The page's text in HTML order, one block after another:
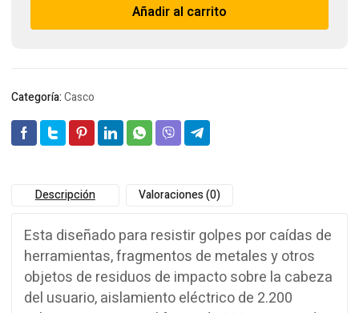
CLASE
MINERO
cantidad
Añadir al carrito
Categoría:Casco
Descripción Valoraciones (0)
Esta diseñado para resistir golpes por caídas de
herramientas, fragmentos de metales y otros
objetos de residuos de impacto sobre la cabeza
del usuario, aislamiento eléctrico de 2.200